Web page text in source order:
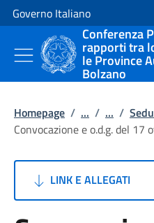
Vai al contenuto
Vai alla navigazione del sito
Governo Italiano
Conferenza
rapporti tra
le Province
Bolzano
Homepage / ... / ... /
Convocazione e o.d.g. del 17
LINK E ALLEGATI